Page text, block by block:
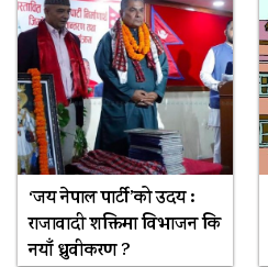
‘जय नेपाल पार्टी’को उदय :
राजावादी शक्तिमा विभाजन कि
नयाँ ध्रुवीकरण ?